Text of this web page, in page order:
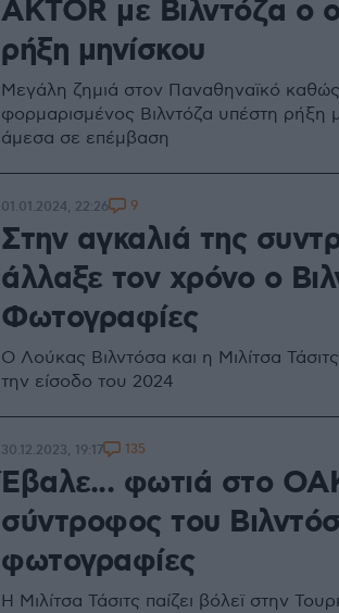
AKTOR με Βιλντόζα ο
ρήξη μηνίσκου
Μεγάλη ζημιά στον Παναθηναϊκό καθώς
φορμαρισμένος Βιλντόζα υπέστη ρήξη
άμεσα σε επέμβαση
Στην αγκαλιά της
άλλαξε τον χρόνο ο
Φωτογραφίες
Ο Λούκας Βιλντόσα και η Μιλίτσα
την είσοδο του 2024
01.01.2024, 22:26 9
Έβαλε... φωτιά στο
σύντροφος του
φωτογραφίες
Η Μιλίτσα Τάσιτς παίζει βόλεϊ στην
30.12.2023, 19:17 135